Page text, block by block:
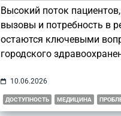
Высокий поток
вызовы и потребность в
остаются ключевыми
городского
10.06.2026
ДОСТУПНОСТЬ МЕДИЦИНА